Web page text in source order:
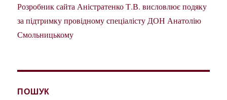
Розробник сайта Аністратенко Т.В. висловлює подяку
за підтримку провідному спеціалісту ДОН Анатолію
Смольницькому
ПОШУК